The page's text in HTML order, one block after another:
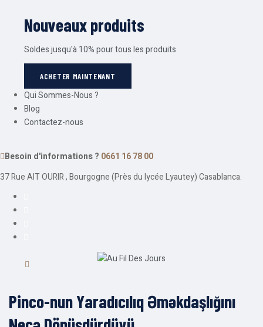
Nouveaux produits
Soldes jusqu'à 10% pour tous les produits
ACHETER MAINTENANT
Qui Sommes-Nous ?
Blog
Contactez-nous
Besoin d'informations ? 0661 16 78 00
37 Rue AIT OURIR , Bourgogne (Près du lycée Lyautey) Casablanca.
Pinco-nun Yaradıcılıq Əməkdaşlığını